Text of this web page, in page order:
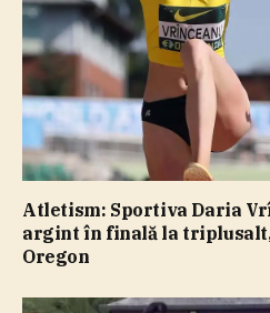
Atletism: Sportiva Daria
argint în finală la triplusalt,
Oregon